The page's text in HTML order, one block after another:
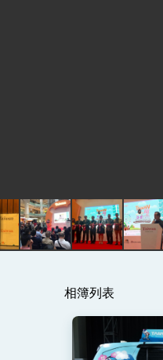
外
外
臺
卓
外
外
民
總
相簿列表